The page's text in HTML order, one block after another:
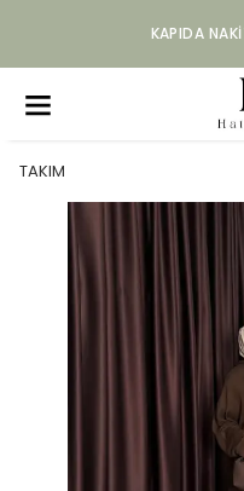
KAPIDA
TAKIM